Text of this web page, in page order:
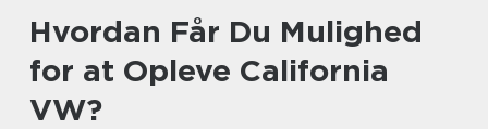
Hvordan Får Du Mulighed
for at Opleve California
VW?